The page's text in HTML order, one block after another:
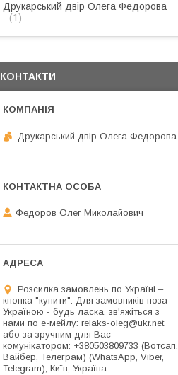
Друкарський двір Олега Федорова
1
КОНТАКТИ
Друкарський двір Олега Федорова
Федоров Олег Миколайович
Розсилка замовлень по Україні –
кнопка "купити". Для замовників поза
Україною - будь ласка, зв'яжіться з
нами по е-мейлу: relaks-oleg@ukr.net
або за зручним для Вас
комунікатором: +380503809733 (Вотсап,
Вайбер, Телеграм) (WhatsApp, Viber,
Telegram), Київ, Україна